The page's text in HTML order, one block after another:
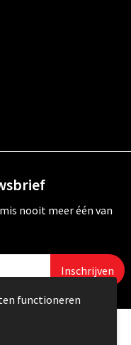
nooit meer één van
2026
functioneren